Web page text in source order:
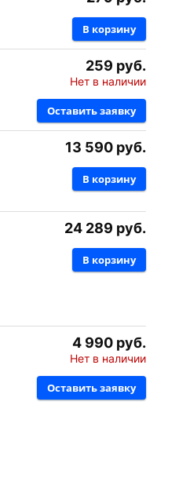
В корзину
259 руб.
Нет в наличии
Оставить заявку
13 590 руб.
В корзину
24 289 руб.
В корзину
4 990 руб.
Нет в наличии
Оставить заявку